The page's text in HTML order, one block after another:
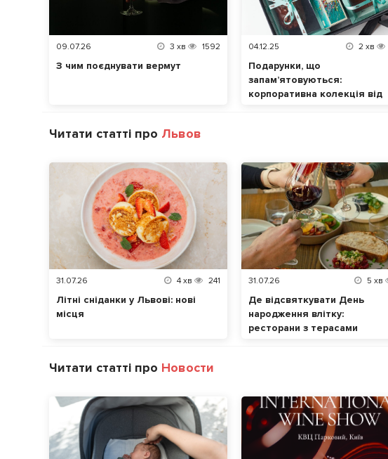
09.07.26 3 хв 1592
З чим поєднувати вермут
04.12.25 2 хв
Подарунки, що
запам’ятовуються:
корпоративна колекція від
Читати статті про Львов
31.07.26 4 хв 241
Літні сніданки у Львові: нові
місця
31.07.26 5 хв
Де відсвяткувати День
народження влітку:
ресторани з терасами
Читати статті про Новости